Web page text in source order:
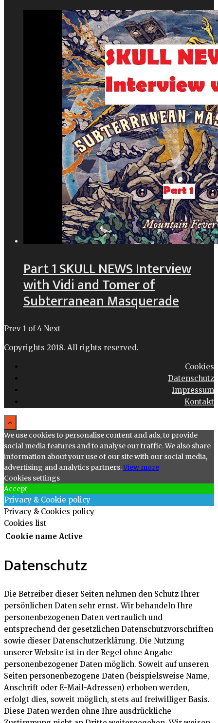
Part 1 SKULL NEWS Interview
with Vidi and Tomer of
Subterranean Masquerade
Prev 1 of 4 Next
Copyrights 2018. All rights reserved.
Cookies
Datenschutz
Impressum
Kontakt
We use cookies to personalise content and ads, to provide
social media features and to analyse our traffic. We also share
information about your use of our site with our social media,
advertising and analytics partners.View more
Cookies settings
Accept
Privacy & Cookie policy
Privacy & Cookies policy
Cookies list
Cookie name Active
Datenschutz
Die Betreiber dieser Seiten nehmen den Schutz Ihrer
persönlichen Daten sehr ernst. Wir behandeln Ihre
personenbezogenen Daten vertraulich und
entsprechend der gesetzlichen Datenschutzvorschriften
sowie dieser Datenschutzerklärung. Die Nutzung
unserer Website ist in der Regel ohne Angabe
personenbezogener Daten möglich. Soweit auf unseren
Seiten personenbezogene Daten (beispielsweise Name,
Anschrift oder E-Mail-Adressen) erhoben werden,
erfolgt dies, soweit möglich, stets auf freiwilliger Basis.
Diese Daten werden ohne Ihre ausdrückliche